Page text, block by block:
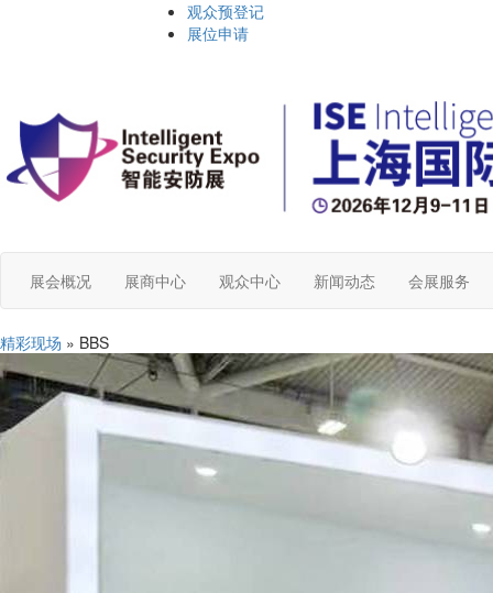
观众预登记
展位申请
展会概况 展商中心 观众中心 新闻动态 会展服务
精彩现场 » BBS